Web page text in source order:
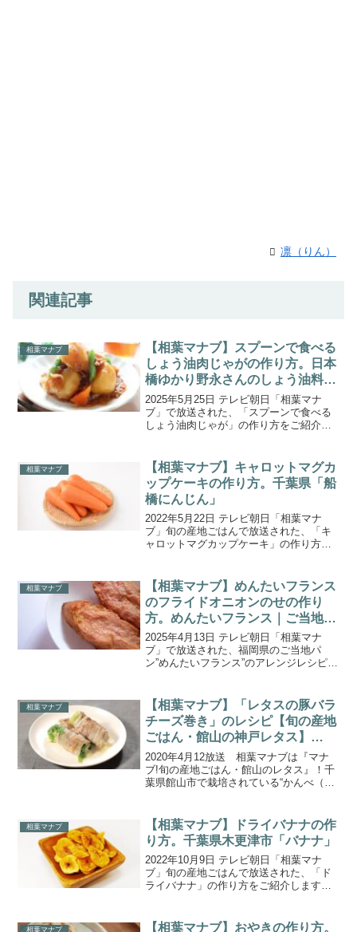
凛（りん）
関連記事
相葉マナブ
【相葉マナブ】スプーンで食べる
しょう油肉じゃがの作り方。日本
橋ゆかり野永さんのしょう油料
理。
2025年5月25日 テレビ朝日「相葉マナ
ブ」で放送された、「スプーンで食べる
しょう油肉じゃが」の作り方をご紹介し
ょう油を使って、和食の料理人 日本橋ゆ
かり 3代目の野...
相葉マナブ
【相葉マナブ】キャロットマグカ
ップケーキの作り方。千葉県「船
橋にんじん」
2022年5月22日 テレビ朝日「相葉マナ
ブ」旬の産地ごはんで放送された、「キ
ャロットマグカップケーキ」の作り方を
んじんで、全国で初めて地域ブランドに
認定されています。...
相葉マナブ
【相葉マナブ】めんたいフランス
のフライドオニオンのせの作り
方。めんたいフランス｜ご当地パ
ンアレンジ
2025年4月13日 テレビ朝日「相葉マナ
ブ」で放送された、福岡県のご当地パ
ン”めんたいフランス”のアレンジレシピ
桐谷健太さんをゲストに迎えて、全国の
ご当地パンにひと手...
相葉マナブ
【相葉マナブ】「レタスの豚バラ
チーズ巻き」のレシピ【旬の産地
ごはん・館山の神戸レタス】
(2020.4.12)
2020年4月12放送 相葉マナブは『マナ
ブ!旬の産地ごはん・館山のレタス』！千
葉県館山市で栽培されている“かんべ（神
レタス農家の奥様から教わった「レタス
の豚バラチー...
相葉マナブ
【相葉マナブ】ドライバナナの作
り方。千葉県木更津市「バナナ」
2022年10月9日 テレビ朝日「相葉マナ
ブ」旬の産地ごはんで放送された、「ド
ライバナナ」の作り方をご紹介します。
ナ』。農家さんが育てているのは、「グ
相葉マナブ
【相葉マナブ】おやきの作り方。